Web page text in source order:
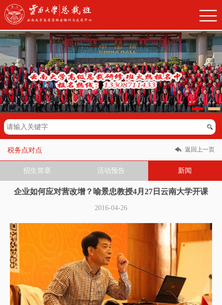
税务点对点 返回上一页
招生简章 活动预告 新闻
企业如何应对营改增？喻景忠教授4月27日云南大学开课
2016-04-26